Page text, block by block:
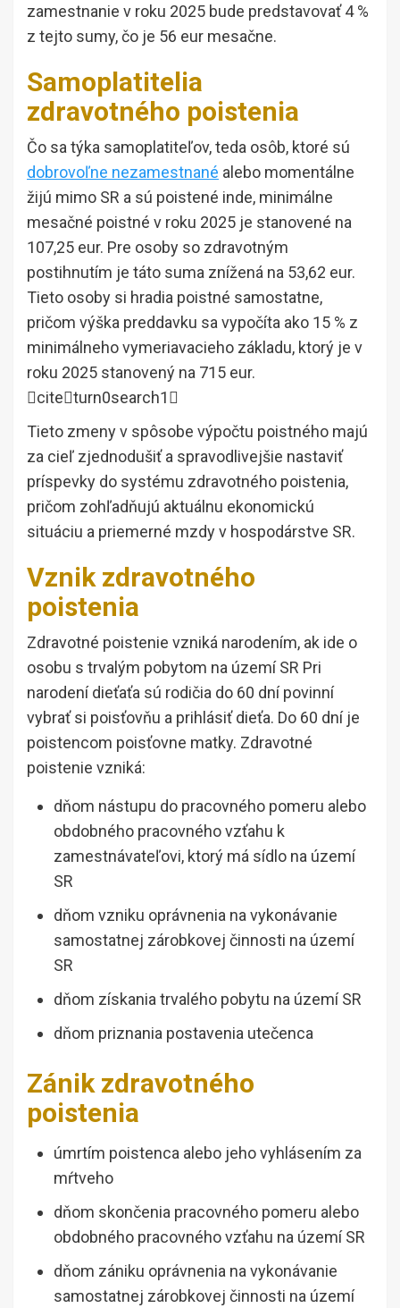
zamestnanie v roku 2025 bude predstavovať 4 %
z tejto sumy, čo je 56 eur mesačne.
Samoplatitelia
zdravotného poistenia
Čo sa týka samoplatiteľov, teda osôb, ktoré sú
dobrovoľne nezamestnané alebo momentálne
žijú mimo SR a sú poistené inde, minimálne
mesačné poistné v roku 2025 je stanovené na
107,25 eur. Pre osoby so zdravotným
postihnutím je táto suma znížená na 53,62 eur.
Tieto osoby si hradia poistné samostatne,
pričom výška preddavku sa vypočíta ako 15 % z
minimálneho vymeriavacieho základu, ktorý je v
roku 2025 stanovený na 715 eur.
citeturn0search1
Tieto zmeny v spôsobe výpočtu poistného majú
za cieľ zjednodušiť a spravodlivejšie nastaviť
príspevky do systému zdravotného poistenia,
pričom zohľadňujú aktuálnu ekonomickú
situáciu a priemerné mzdy v hospodárstve SR.
Vznik zdravotného
poistenia
Zdravotné poistenie vzniká narodením, ak ide o
osobu s trvalým pobytom na území SR Pri
narodení dieťaťa sú rodičia do 60 dní povinní
vybrať si poisťovňu a prihlásiť dieťa. Do 60 dní je
poistencom poisťovne matky. Zdravotné
poistenie vzniká:
dňom nástupu do pracovného pomeru alebo
obdobného pracovného vzťahu k
zamestnávateľovi, ktorý má sídlo na území
SR
dňom vzniku oprávnenia na vykonávanie
samostatnej zárobkovej činnosti na území
SR
dňom získania trvalého pobytu na území SR
dňom priznania postavenia utečenca
Zánik zdravotného
poistenia
úmrtím poistenca alebo jeho vyhlásením za
mŕtveho
dňom skončenia pracovného pomeru alebo
obdobného pracovného vzťahu na území SR
dňom zániku oprávnenia na vykonávanie
samostatnej zárobkovej činnosti na území